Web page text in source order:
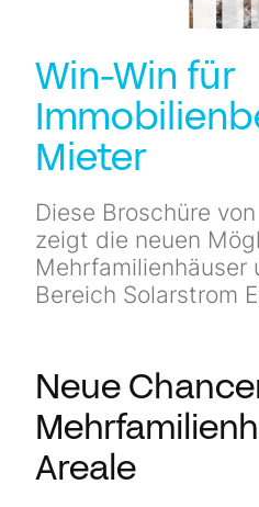
Win-Win für
Mieter
Diese Broschüre
zeigt die neuen
Mehrfamilienhäuser
Bereich Solarstrom
Neue
Areale